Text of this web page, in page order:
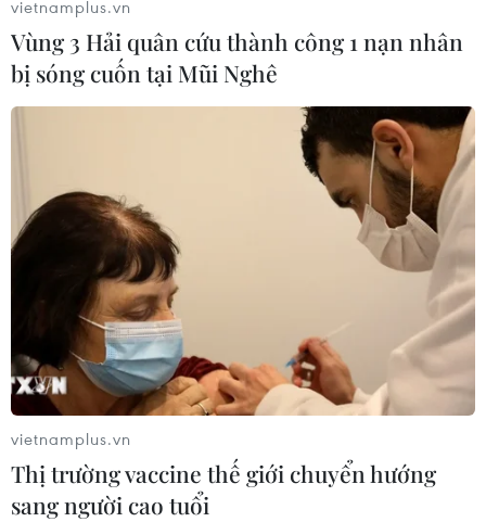
vietnamplus.vn
Vùng 3 Hải quân cứu thành công 1 nạn nhân
bị sóng cuốn tại Mũi Nghê
vietnamplus.vn
Thị trường vaccine thế giới chuyển hướng
sang người cao tuổi